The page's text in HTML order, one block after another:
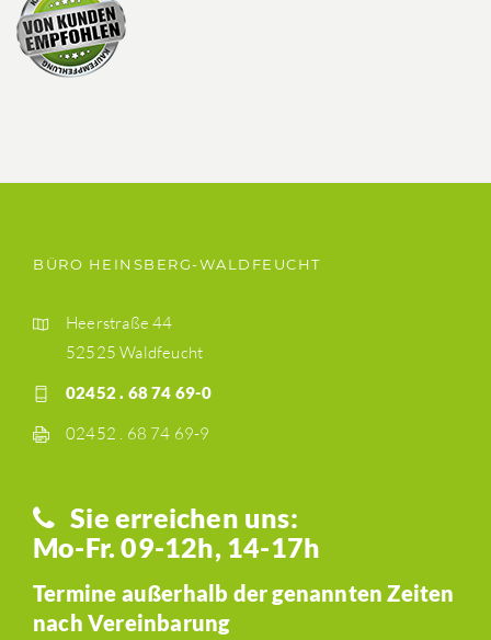
BÜRO HEINSBERG-WALDFEUCHT
Heerstraße 44
52525 Waldfeucht
02452 . 68 74 69-0
02452 . 68 74 69-9
Sie erreichen uns:
Mo-Fr. 09-12h, 14-17h
Termine außerhalb der genannten Zeiten
nach Vereinbarung